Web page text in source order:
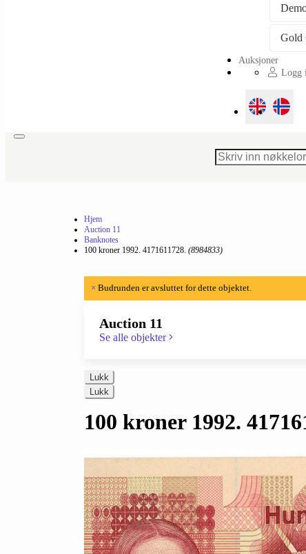
Toggle
Auksjoner
Logg
Hjem
Auction 11
Banknotes
100 kroner 1992. 4171611728. (8984833)
× Budrunden er avsluttet for dette objektet.
Auction 11
Se alle objekter
Lukk
Lukk
100 kroner 1992.